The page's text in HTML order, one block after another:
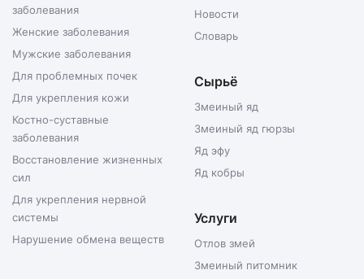
Новости
Словарь
Сырьё
Змеиный яд
Змеиный яд гюрзы
Яд эфу
Яд кобры
Услуги
Отлов змей
Змеиный питомник
заболевания
Женские заболевания
Мужские заболевания
Для проблемных почек
Для укрепления кожи
Костно-суставные
заболевания
Восстановление жизненных
сил
Для укрепления нервной
системы
Нарушение обмена веществ